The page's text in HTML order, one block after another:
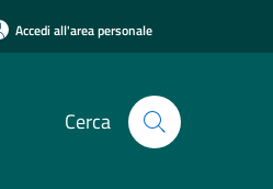
Accedi all'area personale
Cerca